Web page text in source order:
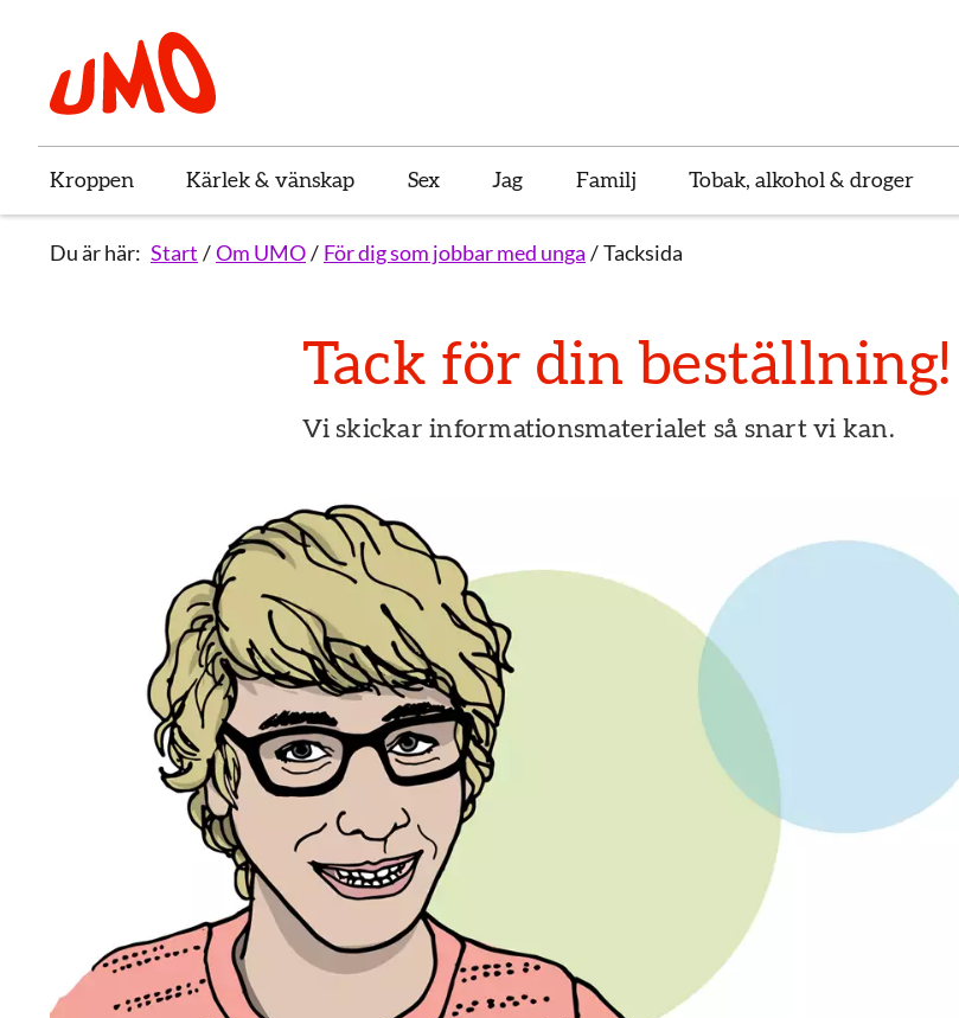
Till startsidan för Umo
Kroppen Kärlek & vänskap Sex Jag Familj Tobak, alkohol & droger
Du är här: Start Om UMO För dig som jobbar med unga Tacksida
Tack för din beställning!
Vi skickar informationsmaterialet så snart vi kan.